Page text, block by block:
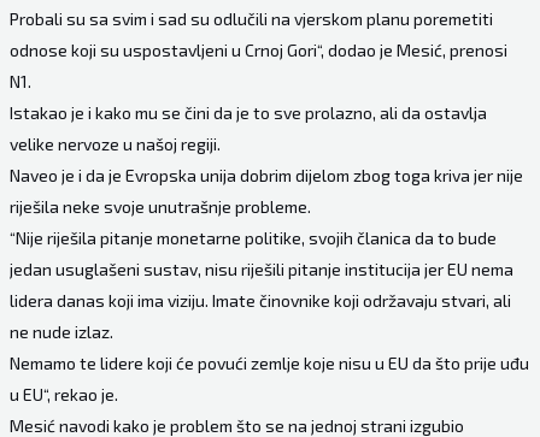
Probali su sa svim i sad su odlučili na vjerskom planu poremetiti
odnose koji su uspostavljeni u Crnoj Gori“, dodao je Mesić, prenosi
N1.
Istakao je i kako mu se čini da je to sve prolazno, ali da ostavlja
velike nervoze u našoj regiji.
Naveo je i da je Evropska unija dobrim dijelom zbog toga kriva jer nije
riješila neke svoje unutrašnje probleme.
“Nije riješila pitanje monetarne politike, svojih članica da to bude
jedan usuglašeni sustav, nisu riješili pitanje institucija jer EU nema
lidera danas koji ima viziju. Imate činovnike koji održavaju stvari, ali
ne nude izlaz.
Nemamo te lidere koji će povući zemlje koje nisu u EU da što prije uđu
u EU“, rekao je.
Mesić navodi kako je problem što se na jednoj strani izgubio